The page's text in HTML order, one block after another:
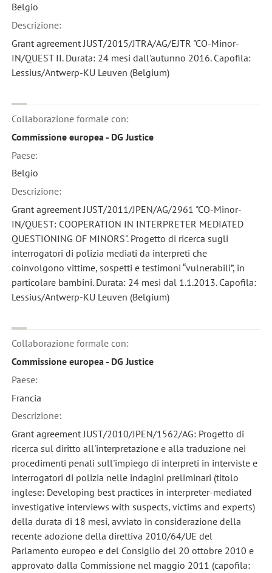
Belgio
Descrizione:
Grant agreement JUST/2015/JTRA/AG/EJTR "CO-Minor-
IN/QUEST II. Durata: 24 mesi dall'autunno 2016. Capofila:
Lessius/Antwerp-KU Leuven (Belgium)
Collaborazione formale con:
Commissione europea - DG Justice
Paese:
Belgio
Descrizione:
Grant agreement JUST/2011/JPEN/AG/2961 "CO-Minor-
IN/QUEST: COOPERATION IN INTERPRETER MEDIATED
QUESTIONING OF MINORS". Progetto di ricerca sugli
interrogatori di polizia mediati da interpreti che
coinvolgono vittime, sospetti e testimoni “vulnerabili”, in
particolare bambini. Durata: 24 mesi dal 1.1.2013. Capofila:
Lessius/Antwerp-KU Leuven (Belgium)
Collaborazione formale con:
Commissione europea - DG Justice
Paese:
Francia
Descrizione:
Grant agreement JUST/2010/JPEN/1562/AG: Progetto di
ricerca sul diritto all'interpretazione e alla traduzione nei
procedimenti penali sull'impiego di interpreti in interviste e
interrogatori di polizia nelle indagini preliminari (titolo
inglese: Developing best practices in interpreter-mediated
investigative interviews with suspects, victims and experts)
della durata di 18 mesi, avviato in considerazione della
recente adozione della direttiva 2010/64/UE del
Parlamento europeo e del Consiglio del 20 ottobre 2010 e
approvato dalla Commissione nel maggio 2011 (capofila: